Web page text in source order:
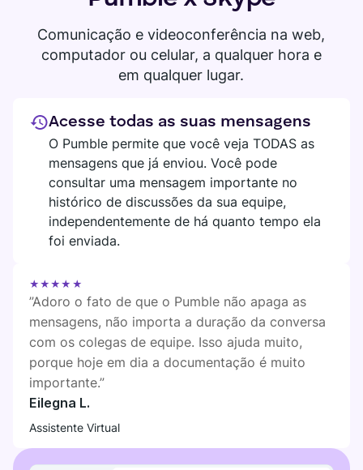
Plaky
Google Drive
Veja todas as integrações
MARKETPLACE
Encontre novos aplicativos que atendam às necessidades da
Visit o Marketplace
Conecte sua equipe, parceiros e ferramentas
Explore a sede digital
Comunicação e videoconferência na web,
computador ou celular, a qualquer hora e
em qualquer lugar.
Acesse todas as suas mensagens
O Pumble permite que você veja TODAS as
mensagens que já enviou. Você pode
consultar uma mensagem importante no
histórico de discussões da sua equipe,
independentemente de há quanto tempo ela
foi enviada.
★★★★★
”Adoro o fato de que o Pumble não apaga as
mensagens, não importa a duração da conversa
com os colegas de equipe. Isso ajuda muito,
porque hoje em dia a documentação é muito
importante.”
Eilegna L.
Assistente Virtual